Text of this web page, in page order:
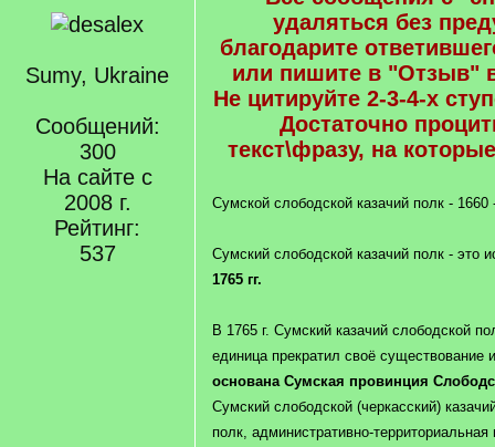
Sumy, Ukraine
Сообщений:
300
На сайте с
2008 г.
Рейтинг:
537
удаляться без
благодарите
или пишите в "Отзыв"
Не цитируйте 2-3-4-х
Достаточно
текст\фразу, на
Сумской слободской казачий полк - 1660
Сумский слободской казачий полк - это
1765 гг.
В 1765 г. Сумский казачий слободской
единица прекратил своё существование
основана Сумская провинция
Сумский слободской (черкасский)
полк, административно-